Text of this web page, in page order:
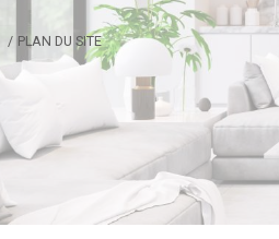
PLAN DU SITE